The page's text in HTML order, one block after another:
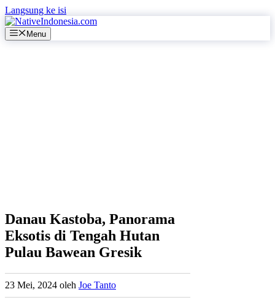
Langsung ke isi
Menu
Danau Kastoba, Panorama
Eksotis di Tengah Hutan
Pulau Bawean Gresik
23 Mei, 2024 oleh Joe Tanto